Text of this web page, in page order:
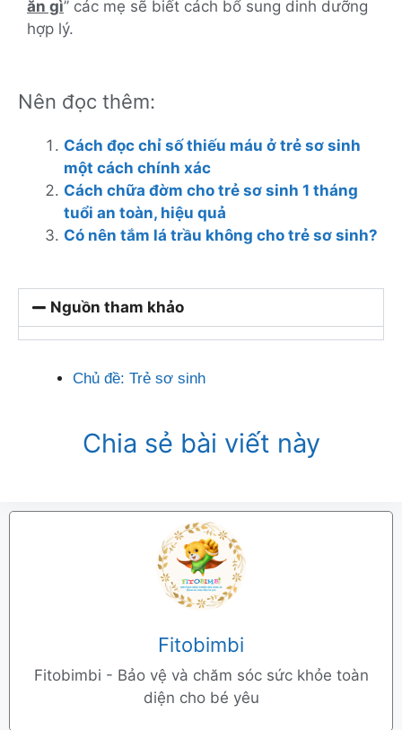
ăn gì’’ các mẹ sẽ biết cách bổ sung dinh dưỡng
hợp lý.
Nên đọc thêm:
Cách đọc chỉ số thiếu máu ở trẻ sơ sinh
một cách chính xác
Cách chữa đờm cho trẻ sơ sinh 1 tháng
tuổi an toàn, hiệu quả
Có nên tắm lá trầu không cho trẻ sơ sinh?
Nguồn tham khảo
Chủ đề: Trẻ sơ sinh
Chia sẻ bài viết này
Fitobimbi
Fitobimbi - Bảo vệ và chăm sóc sức khỏe toàn
diện cho bé yêu